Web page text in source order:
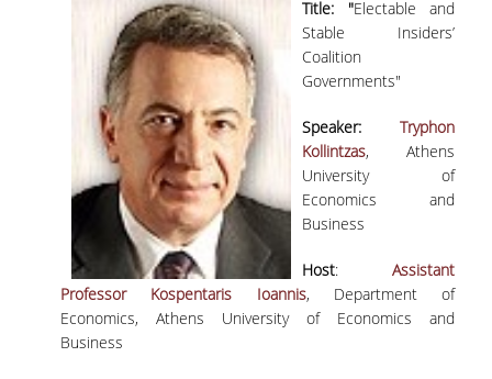
ΟΡΟΙ, ΠΡΟΫΠΟΘΕΣΕΙΣ,
ΧΡΗΜΑΤΟΔΟΤΗΣΗ
ΛΙΣΤΑ ΣΥΝΕΡΓΑΖΟΜΕΝΩΝ
ΠΑΝΕΠΙΣΤΗΜΙΩΝ
ΑΝΑΚΟΙΝΩΣΕΙΣ
ΤESTIMONIALS
ΕΠΙΚΟΙΝΩΝΙΑ & ΧΡΗΣΙΜΟΙ
ΣΥΝΔΕΣΜΟΙ
ΑΠΟΤΕΛΕΣΜΑΤΑ ΣΤΑΔΙΟΔΡΟΜΙΑΣ
Title: "Electable and
Stable Insiders’
Coalition
Governments"
Speaker:
Tryphon
Kollintzas, Athens
University of
Economics and
Business
Host:Assistant
Professor Kospentaris Ioannis, Department of
Economics, Athens University of Economics and
Business